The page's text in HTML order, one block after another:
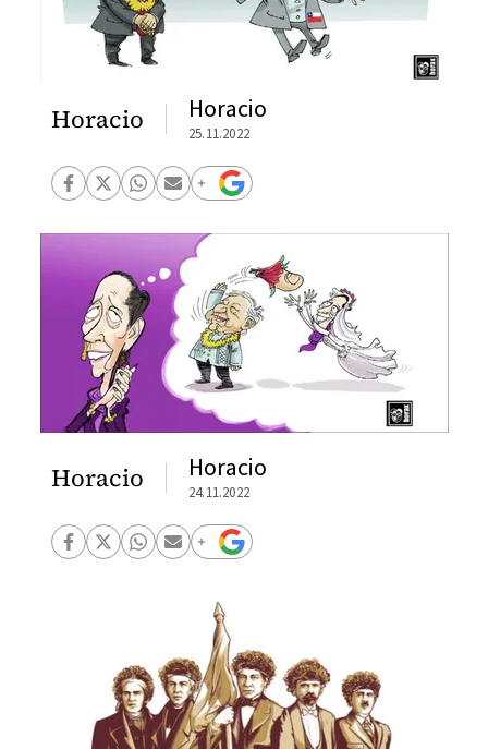
Horacio Horacio
25.11.2022
Horacio Horacio
24.11.2022